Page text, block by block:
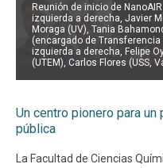
Reunión de inicio de
izquierda a derecha, Javier
Moraga (UV), Tania
(encargado de
izquierda a derecha, Felipe
(UTEM), Carlos Flores (USS,
Un centro pionero para
pública
La Facultad de Ciencias